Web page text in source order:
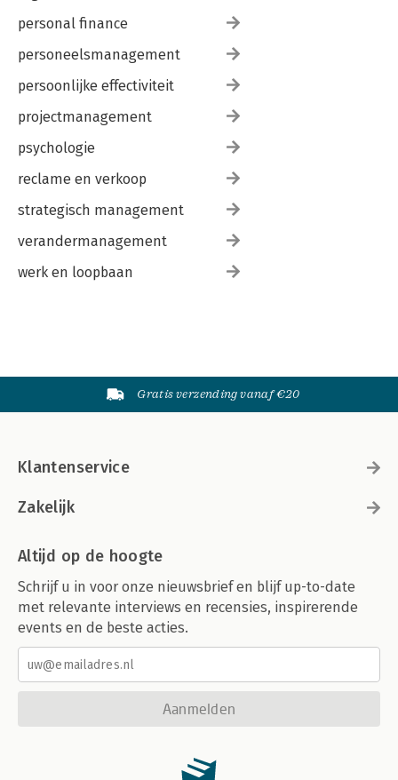
personal finance
personeelsmanagement
persoonlijke effectiviteit
projectmanagement
psychologie
reclame en verkoop
strategisch management
verandermanagement
werk en loopbaan
Gratis verzending vanaf €20
Klantenservice
Zakelijk
Altijd op de hoogte
Schrijf u in voor onze nieuwsbrief en blijf up-to-date
met relevante interviews en recensies, inspirerende
events en de beste acties.
Aanmelden